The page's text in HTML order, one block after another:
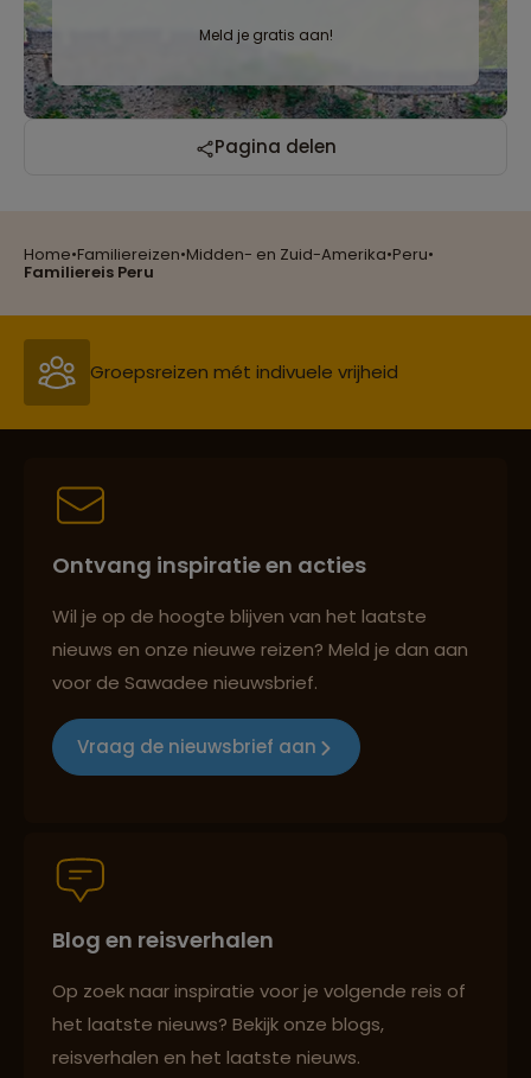
Home•Familiereizen•Midden- en Zuid-Amerika•Peru•
Familiereis Peru
Meld je gratis aan!
Pagina delen
Reizen met oog voor mens, cultuur en milieu
Groepsreizen mét indivuele vrijheid
Persoonlijk en deskundig reisadvies
Reizen met oog voor mens, cultuur en milieu
Persoonlijk en deskundig reisadvies
Best beoordeelde reisroutes
Ontvang inspiratie en acties
Wil je op de hoogte blijven van het laatste
nieuws en onze nieuwe reizen? Meld je dan aan
voor de Sawadee nieuwsbrief.
Vraag de nieuwsbrief aan
Blog en reisverhalen
Op zoek naar inspiratie voor je volgende reis of
het laatste nieuws? Bekijk onze blogs,
reisverhalen en het laatste nieuws.